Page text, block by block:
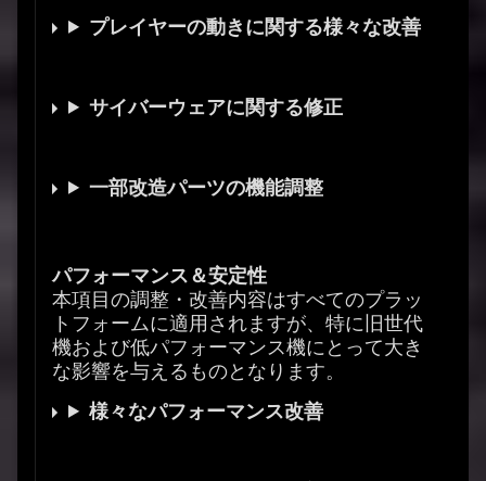
プレイヤーの動きに関する様々な改善
サイバーウェアに関する修正
一部改造パーツの機能調整
パフォーマンス＆安定性
本項目の調整・改善内容はすべてのプラッ
トフォームに適用されますが、特に旧世代
機および低パフォーマンス機にとって大き
な影響を与えるものとなります。
様々なパフォーマンス改善